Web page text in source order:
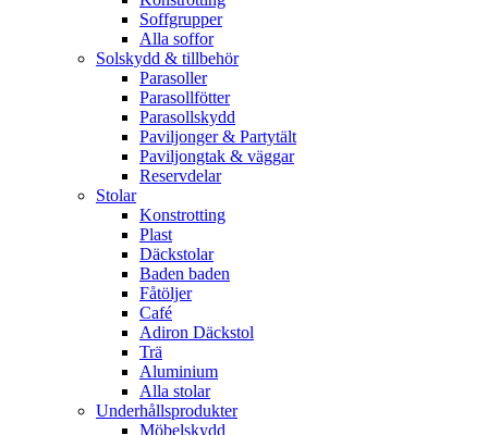
Soffgrupper
Alla soffor
Solskydd & tillbehör
Parasoller
Parasollfötter
Parasollskydd
Paviljonger & Partytält
Paviljongtak & väggar
Reservdelar
Stolar
Konstrotting
Plast
Däckstolar
Baden baden
Fåtöljer
Café
Adiron Däckstol
Trä
Aluminium
Alla stolar
Underhållsprodukter
Möbelskydd